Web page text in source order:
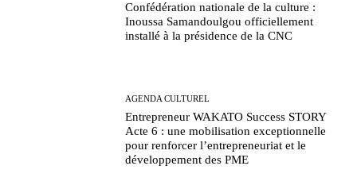
Confédération nationale de la culture :
Inoussa Samandoulgou officiellement
installé à la présidence de la CNC
AGENDA CULTUREL
Entrepreneur WAKATO Success STORY
Acte 6 : une mobilisation exceptionnelle
pour renforcer l’entrepreneuriat et le
développement des PME